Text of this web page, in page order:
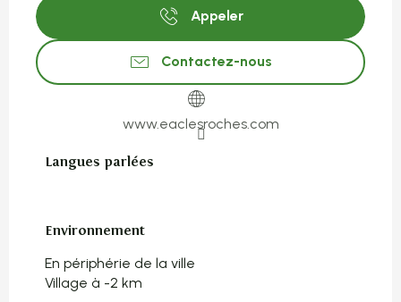
Appeler
Contactez-nous
www.eaclesroches.com
Langues parlées
Langues parlées
Environnement
Environnement
En périphérie de la ville
Village à -2 km